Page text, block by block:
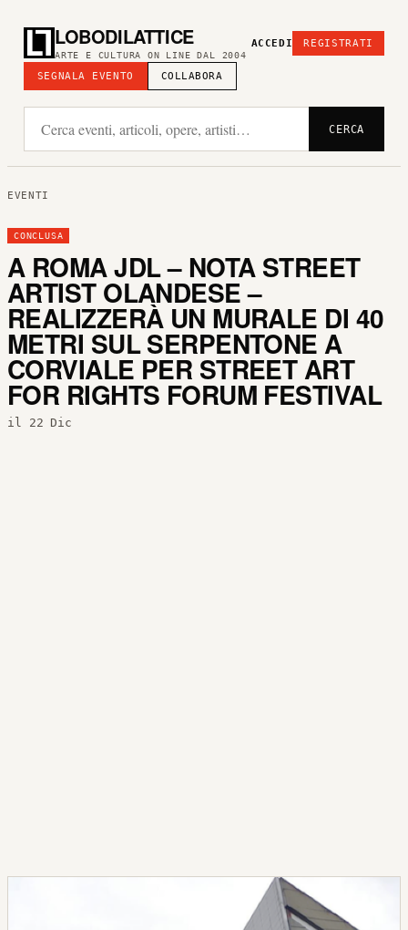
LOBODILATTICE
ARTE E CULTURA ON LINE DAL 2004
SEGNALA EVENTO COLLABORA
ACCEDI REGISTRATI
CERCA
EVENTI
CONCLUSA
A ROMA JDL – NOTA STREET
ARTIST OLANDESE –
REALIZZERÀ UN MURALE DI 40
METRI SUL SERPENTONE A
CORVIALE PER STREET ART
FOR RIGHTS FORUM FESTIVAL
il 22 Dic